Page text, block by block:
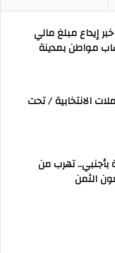
إيداع مبلغ مالي
مواطن بمدينة
الانتخابية / تحت
بأجنبي.. تهرب من
الثمن